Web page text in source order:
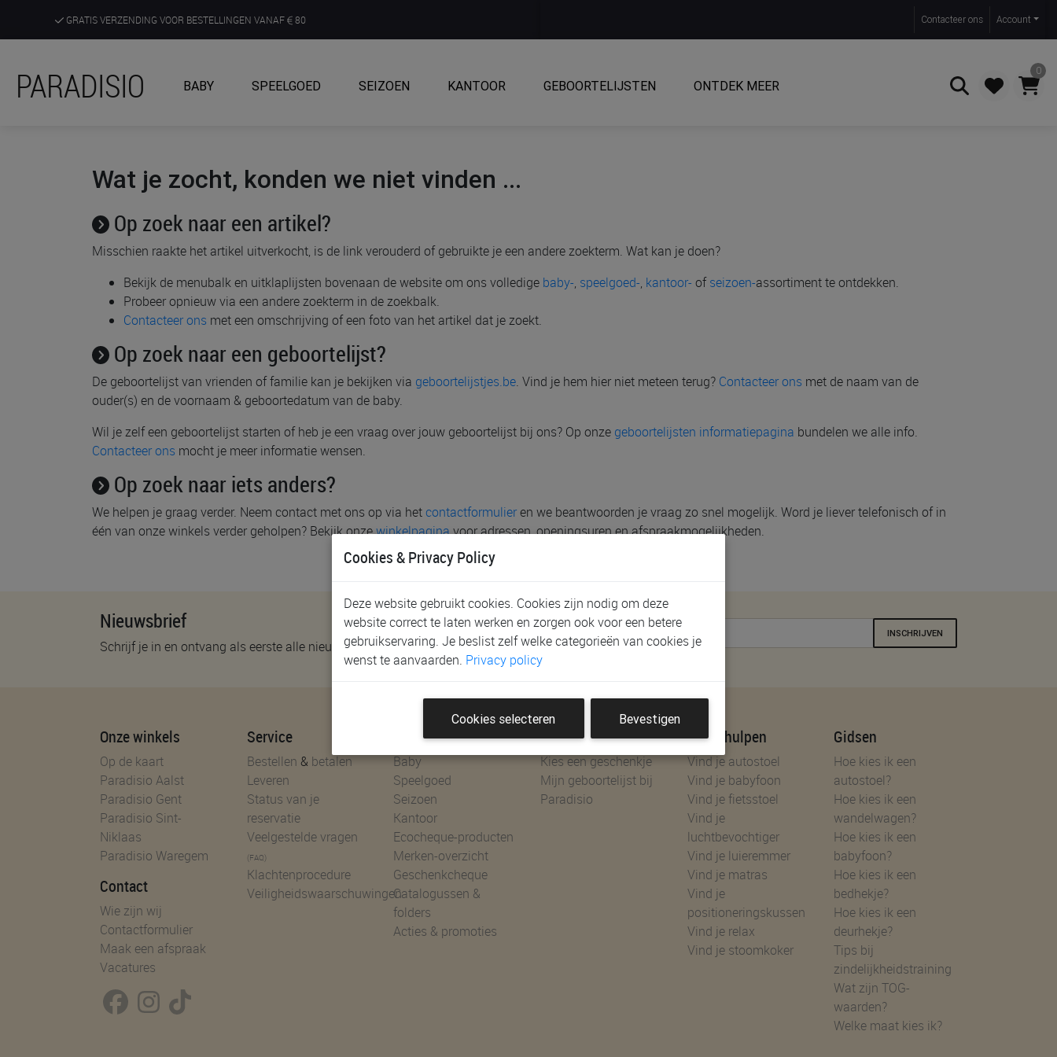
GRATIS VERZENDING VOOR BESTELLINGEN VANAF 80
ONTDEK, BELEEF EN KRIJG ADVIES IN ONZE WINKELS
Contacteer ons Account
PARADISIO BABY SPEELGOED SEIZOEN KANTOOR GEBOORTELIJSTEN ONTDEK MEER
0
Wat je zocht, konden we niet vinden ...
Op zoek naar een artikel?
Misschien raakte het artikel uitverkocht, is de link verouderd of gebruikte je een andere zoekterm. Wat kan je doen?
Bekijk de menubalk en uitklaplijsten bovenaan de website om ons volledige baby-, speelgoed-, kantoor- ofseizoen-assortiment te ontdekken.
Probeer opnieuw via een andere zoekterm in de zoekbalk.
Contacteer ons met een omschrijving of een foto van het artikel dat je zoekt.
Op zoek naar een geboortelijst?
De geboortelijst van vrienden of familie kan je bekijken via geboortelijstjes.be. Vind je hem hier niet meteen terug? Contacteer ons met de naam van de
ouder(s) en de voornaam & geboortedatum van de baby.
Wil je zelf een geboortelijst starten of heb je een vraag over jouw geboortelijst bij ons? Op onze geboortelijsten informatiepagina bundelen we alle info.
Contacteer ons mocht je meer informatie wensen.
Op zoek naar iets anders?
We helpen je graag verder. Neem contact met ons op via hetcontactformulieren we beantwoorden je vraag zo snel mogelijk. Word je liever telefonisch of in
één van onze winkels verder geholpen? Bekijk onzewinkelpaginavoor adressen, openingsuren en afspraakmogelijkheden.
Nieuwsbrief
Schrijf je in en ontvang als eerste alle nieuwtjes!
INSCHRIJVEN
Onze winkels
Op de kaart
Paradisio Aalst
Paradisio Gent
Paradisio Sint-
Niklaas
Paradisio Waregem
Contact
Wie zijn wij
Contactformulier
Maak een afspraak
Vacatures
Service
Bestellen & betalen
Leveren
Status van je
reservatie
Veelgestelde vragen
(FAQ)
Klachtenprocedure
Veiligheidswaarschuwingen
Shoppen
Baby
Speelgoed
Seizoen
Kantoor
Ecocheque-producten
Merken-overzicht
Geschenkcheque
Catalogussen &
folders
Acties & promoties
Geboortelijsten
Kies een geschenkje
Mijn geboortelijst bij
Paradisio
Keuzehulpen
Vind je autostoel
Vind je babyfoon
Vind je fietsstoel
Vind je
luchtbevochtiger
Vind je luieremmer
Vind je matras
Vind je
positioneringskussen
Vind je relax
Vind je stoomkoker
Gidsen
Hoe kies ik een
autostoel?
Hoe kies ik een
wandelwagen?
Hoe kies ik een
babyfoon?
Hoe kies ik een
bedhekje?
Hoe kies ik een
deurhekje?
Tips bij
zindelijkheidstraining
Wat zijn TOG-
waarden?
Welke maat kies ik?
Cookies & Privacy Policy
Deze website gebruikt cookies. Cookies zijn nodig om deze
website correct te laten werken en zorgen ook voor een betere
gebruikservaring. Je beslist zelf welke categorieën van cookies je
wenst te aanvaarden. Privacy policy
Cookies selecteren Bevestigen